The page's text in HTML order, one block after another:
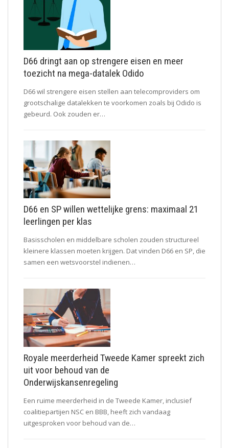
D66 dringt aan op strengere eisen en meer
toezicht na mega-datalek Odido
D66 wil strengere eisen stellen aan telecomproviders om
grootschalige datalekken te voorkomen zoals bij Odido is
gebeurd. Ook zouden er…
D66 en SP willen wettelijke grens: maximaal 21
leerlingen per klas
Basisscholen en middelbare scholen zouden structureel
kleinere klassen moeten krijgen. Dat vinden D66 en SP, die
samen een wetsvoorstel indienen…
Royale meerderheid Tweede Kamer spreekt zich
uit voor behoud van de
Onderwijskansenregeling
Een ruime meerderheid in de Tweede Kamer, inclusief
coalitiepartijen NSC en BBB, heeft zich vandaag
uitgesproken voor behoud van de…